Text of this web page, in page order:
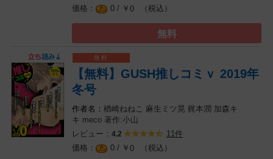
0 / ￥ 0 （税込）
無料
【無料】GUSH推しコミｖ 2019年
冬号
楢崎ねねこ 麻生ミツ晃 梶本潤 加森キ
キ meco 著作:小山
レビュー： 4.2
11件
0 / ￥ 0 （税込）